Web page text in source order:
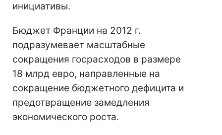
инициативы.
Бюджет Франции на 2012 г.
подразумевает масштабные
сокращения госрасходов в размере
18 млрд евро, направленные на
сокращение бюджетного дефицита и
предотвращение замедления
экономического роста.